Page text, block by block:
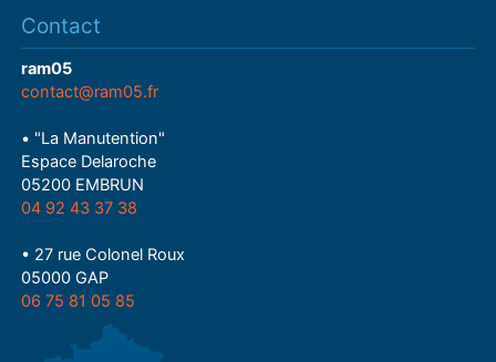
Contact
ram05
contact@ram05.fr
• "La Manutention"
Espace Delaroche
05200 EMBRUN
04 92 43 37 38
• 27 rue Colonel Roux
05000 GAP
06 75 81 05 85